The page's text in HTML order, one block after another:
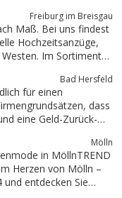
Freiburg im Breisgau
Maß. Bei uns findest
Im Sortiment
die Auswahl ab.
Bad Hersfeld
für einen
dass
eine Geld-Zurück-
absolut
Mölln
in MöllnTREND
Herzen von Mölln –
entdecken Sie